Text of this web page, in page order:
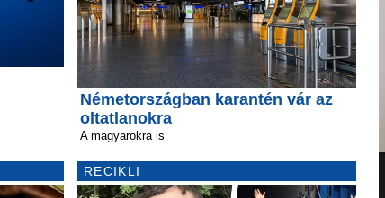
Németországban karantén vár az
oltatlanokra
A magyarokra is
RECIKLI